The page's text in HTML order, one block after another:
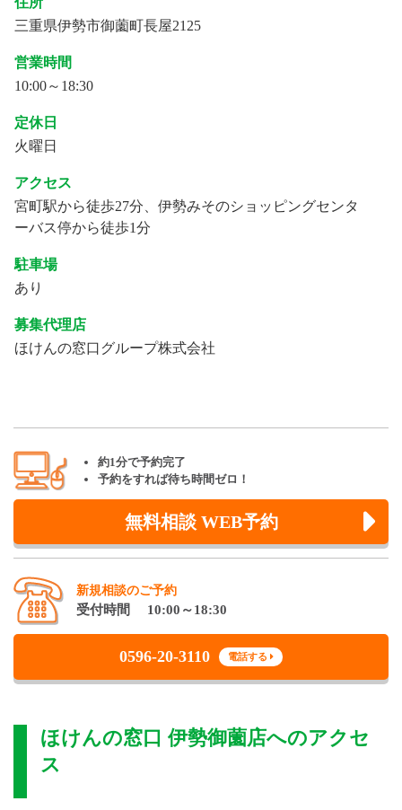
三重県伊勢市御薗町長屋2125
営業時間
10:00～18:30
定休日
火曜日
アクセス
宮町駅から徒歩27分、伊勢みそのショッピングセンタ
ーバス停から徒歩1分
駐車場
あり
募集代理店
ほけんの窓口グループ株式会社
約1分で予約完了
予約をすれば待ち時間ゼロ！
無料相談 WEB予約
新規相談のご予約
受付時間 10:00～18:30
0596-20-3110 電話する
ほけんの窓口 伊勢御薗店へのアクセ
ス